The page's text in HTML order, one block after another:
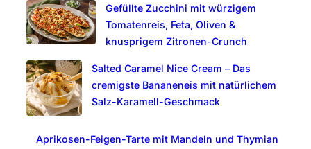
Gefüllte Zucchini mit würzigem
Tomatenreis, Feta, Oliven &
knusprigem Zitronen-Crunch
Salted Caramel Nice Cream – Das
cremigste Bananeneis mit natürlichem
Salz-Karamell-Geschmack
Aprikosen-Feigen-Tarte mit Mandeln und Thymian